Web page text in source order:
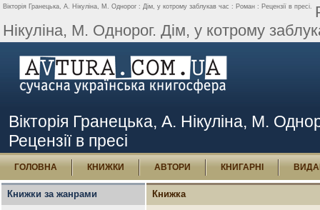
Вікторія Гранецька, А. Нікуліна, М. Однорог : Дім, у котрому заблукав час : Роман : Рецензії в пресі.
Нікуліна, М. Однорог. Дім, у котрому
Вікторія Гранецька, А. Нікуліна, М.
Рецензії в пресі
ГОЛОВНА КНИЖКИ АВТОРИ КНИГАРНІ
Книжки за жанрами Книжка